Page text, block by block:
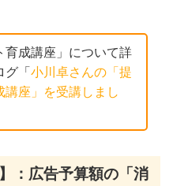
育成講座」について詳
グ「小川卓さんの「提
座」を受講しまし
：広告予算額の「消